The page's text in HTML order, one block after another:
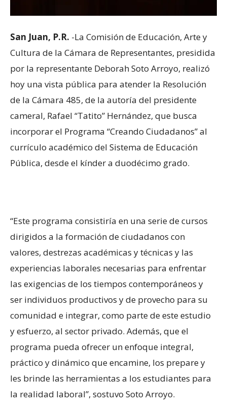
San Juan, P.R. -La Comisión de Educación, Arte y
Cultura de la Cámara de Representantes, presidida
por la representante Deborah Soto Arroyo, realizó
hoy una vista pública para atender la Resolución
de la Cámara 485, de la autoría del presidente
cameral, Rafael “Tatito” Hernández, que busca
incorporar el Programa “Creando Ciudadanos” al
currículo académico del Sistema de Educación
Pública, desde el kínder a duodécimo grado.
“Este programa consistiría en una serie de cursos
dirigidos a la formación de ciudadanos con
valores, destrezas académicas y técnicas y las
experiencias laborales necesarias para enfrentar
las exigencias de los tiempos contemporáneos y
ser individuos productivos y de provecho para su
comunidad e integrar, como parte de este estudio
y esfuerzo, al sector privado. Además, que el
programa pueda ofrecer un enfoque integral,
práctico y dinámico que encamine, los prepare y
les brinde las herramientas a los estudiantes para
la realidad laboral”, sostuvo Soto Arroyo.